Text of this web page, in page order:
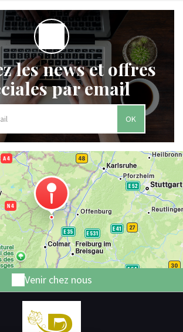
les news et offres
par email
OK
Venir chez nous